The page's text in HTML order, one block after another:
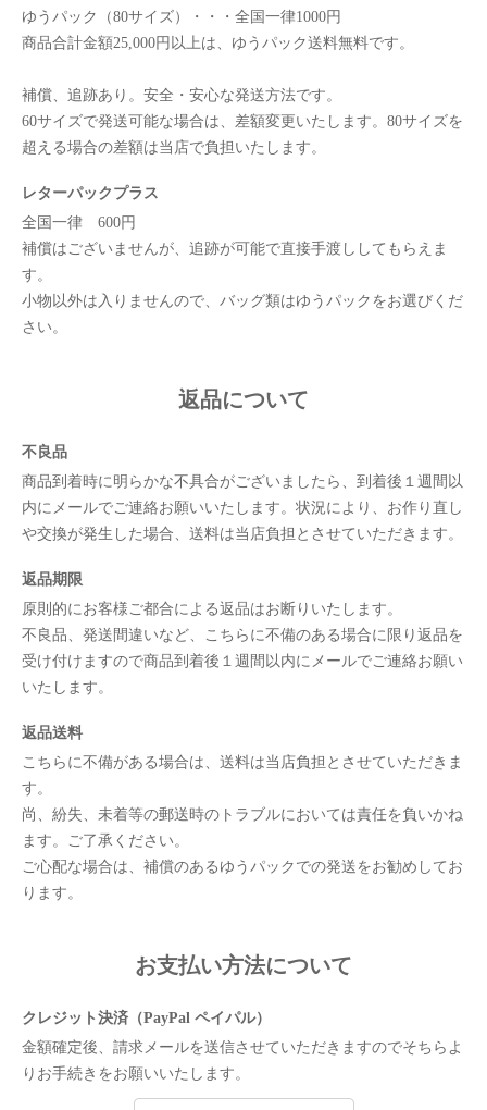
ゆうパック（80サイズ）・・・全国一律1000円
商品合計金額25,000円以上は、ゆうパック送料無料です。
補償、追跡あり。安全・安心な発送方法です。
60サイズで発送可能な場合は、差額変更いたします。80サイズを
超える場合の差額は当店で負担いたします。
レターパックプラス
全国一律 600円
補償はございませんが、追跡が可能で直接手渡ししてもらえま
す。
小物以外は入りませんので、バッグ類はゆうパックをお選びくだ
さい。
返品について
不良品
商品到着時に明らかな不具合がございましたら、到着後１週間以
内にメールでご連絡お願いいたします。状況により、お作り直し
や交換が発生した場合、送料は当店負担とさせていただきます。
返品期限
原則的にお客様ご都合による返品はお断りいたします。
不良品、発送間違いなど、こちらに不備のある場合に限り返品を
受け付けますので商品到着後１週間以内にメールでご連絡お願い
いたします。
返品送料
こちらに不備がある場合は、送料は当店負担とさせていただきま
す。
尚、紛失、未着等の郵送時のトラブルにおいては責任を負いかね
ます。ご了承ください。
ご心配な場合は、補償のあるゆうパックでの発送をお勧めしてお
ります。
お支払い方法について
クレジット決済（PayPal ペイパル）
金額確定後、請求メールを送信させていただきますのでそちらよ
りお手続きをお願いいたします。